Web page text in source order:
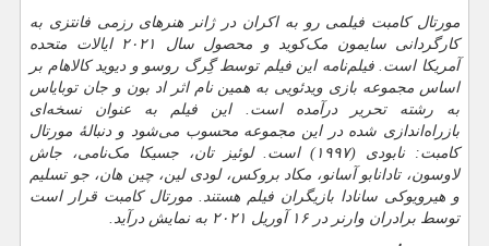
مورتال کامبت فیلمی رو به اکران در ژانر هنرهای رزمی فانتزی به
کارگردانی سایمون مک‌کوید و محصول سال ۲۰۲۱ ایالات متحده
آمریکا است. فیلم‌نامه این فیلم توسط گِرگ روسو و دیوید کالاهام بر
اساس مجموعه بازی ویدئویی به همین نام اثر اد بون و جان توبایاس
به رشته تحریر درآمده است. این فیلم به عنوان نسخه‌ای
بازراه‌اندازی شده در این مجموعه محسوب می‌شود و دنبالهٔ مورتال
کامبت: نابودی (۱۹۹۷) است. لوئیز تان، جسیکا مک‌نامی، جاش
لاوسون، تادانابو آسانو، مکاد بروکس، لودی لین، چین هان، جو تسلیم
و هیرویوکی سانادا بازیگران فیلم هستند. مورتال کامبت قرار است
توسط برادران وارنر در ۱۶ آوریل ۲۰۲۱ به نمایش درآید.